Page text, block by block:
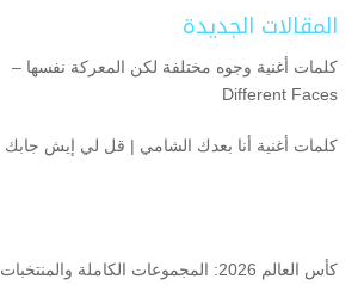
المقالات الجديدة
كلمات أغنية وجوه مختلفة لكن المعركة نفسها –
Different Faces
كلمات أغنية أنا بعدك الشامي | قل لي إيش جابك
كأس العالم 2026: المجموعات الكاملة والمنتخبات